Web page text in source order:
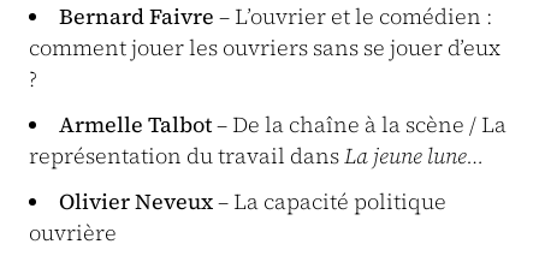
Bernard Faivre – L’ouvrier et le comédien :
comment jouer les ouvriers sans se jouer d’eux
?
Armelle Talbot– De la chaîne à la scène / La
représentation du travail dansLa jeune lune…
Olivier Neveux– La capacité politique
ouvrière